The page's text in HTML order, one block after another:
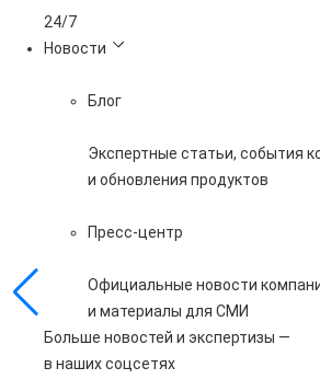
24/7
Новости
Блог
Экспертные статьи, события
и обновления продуктов
Пресс-центр
Официальные новости
и материалы для СМИ
Больше новостей и экспертизы —
в наших соцсетях